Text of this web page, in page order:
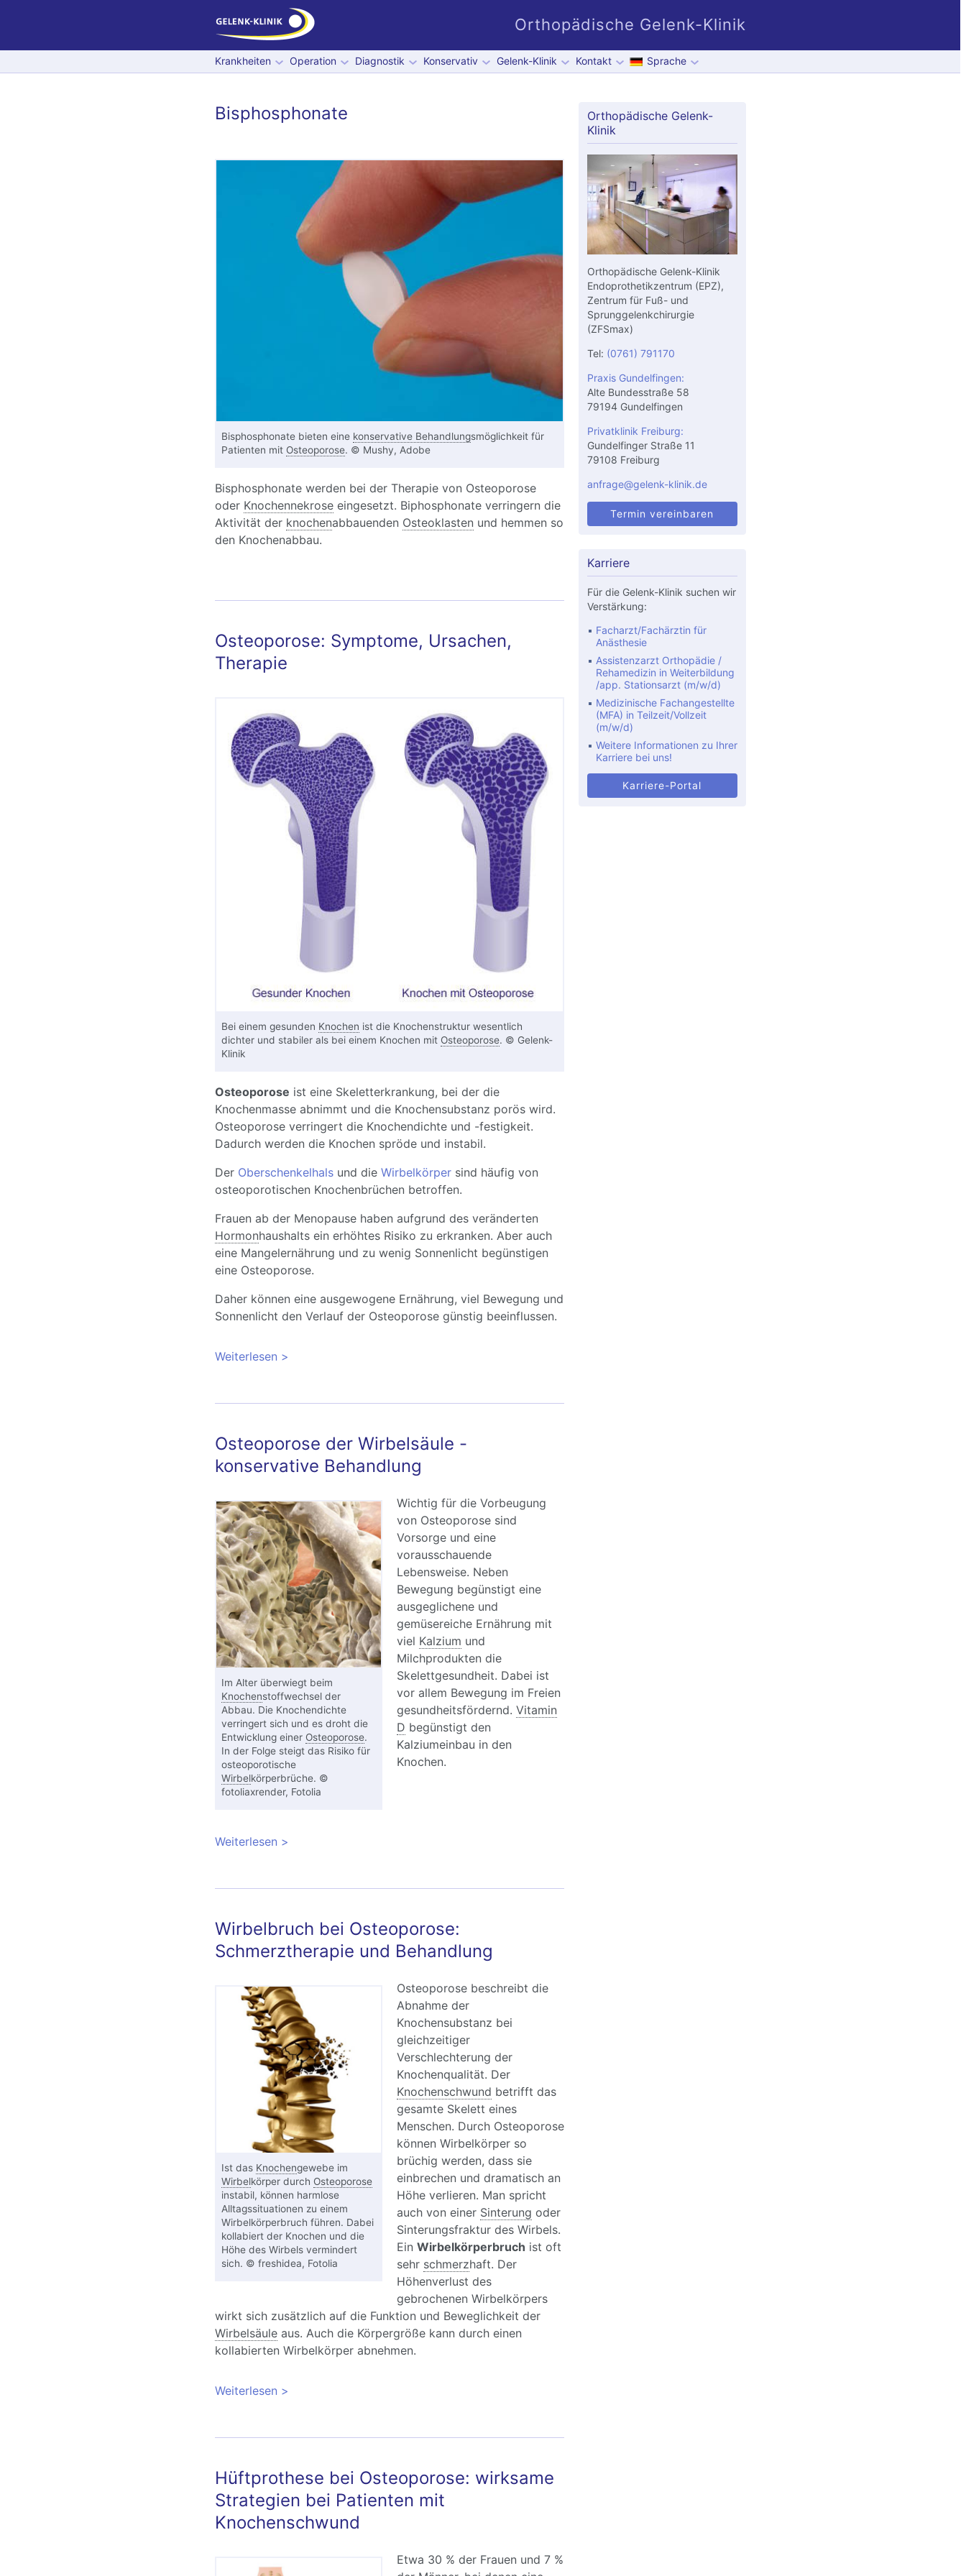
Orthopädische Gelenk-Klinik
Krankheiten Operation Diagnostik Konservativ Gelenk-Klinik Kontakt Sprache
Bisphosphonate
Bisphosphonate bieten eine konservative Behandlungsmöglichkeit für
Patienten mit Osteoporose. © Mushy, Adobe
Bisphosphonate werden bei der Therapie von Osteoporose
oder Knochennekroseeingesetzt. Biphosphonate verringern die
Aktivität der knochenabbauenden Osteoklasten und hemmen so
den Knochenabbau.
Osteoporose: Symptome, Ursachen,
Therapie
Bei einem gesunden Knochen ist die Knochenstruktur wesentlich
dichter und stabiler als bei einem Knochen mit Osteoporose. © Gelenk-
Klinik
Osteoporose ist eine Skeletterkrankung, bei der die
Knochenmasse abnimmt und die Knochensubstanz porös wird.
Osteoporose verringert die Knochendichte und -festigkeit.
Dadurch werden die Knochen spröde und instabil.
Der Oberschenkelhalsund die Wirbelkörpersind häufig von
osteoporotischen Knochenbrüchen betroffen.
Frauen ab der Menopause haben aufgrund des veränderten
Hormonhaushalts ein erhöhtes Risiko zu erkranken. Aber auch
eine Mangelernährung und zu wenig Sonnenlicht begünstigen
eine Osteoporose.
Daher können eine ausgewogene Ernährung, viel Bewegung und
Sonnenlicht den Verlauf der Osteoporose günstig beeinflussen.
Weiterlesen über Osteoporose: Symptome, Ursachen, Therapie
Osteoporose der Wirbelsäule -
konservative Behandlung
Im Alter überwiegt beim
Knochenstoffwechsel der
Abbau. Die Knochendichte
verringert sich und es droht die
Entwicklung einer Osteoporose.
In der Folge steigt das Risiko für
osteoporotische
Wirbelkörperbrüche. ©
fotoliaxrender, Fotolia
Wichtig für die Vorbeugung
von Osteoporose sind
Vorsorge und eine
vorausschauende
Lebensweise. Neben
Bewegung begünstigt eine
ausgeglichene und
gemüsereiche Ernährung mit
viel Kalzium und
Milchprodukten die
Skelettgesundheit. Dabei ist
vor allem Bewegung im Freien
gesundheitsfördernd. Vitamin
D begünstigt den
Kalziumeinbau in den
Knochen.
Weiterlesen über Osteoporose der Wirbelsäule - konservative
Wirbelbruch bei Osteoporose:
Schmerztherapie und Behandlung
Ist das Knochengewebe im
Wirbelkörper durch Osteoporose
instabil, können harmlose
Alltagssituationen zu einem
Wirbelkörperbruch führen. Dabei
kollabiert der Knochen und die
Höhe des Wirbels vermindert
sich. © freshidea, Fotolia
Osteoporose beschreibt die
Abnahme der
Knochensubstanz bei
gleichzeitiger
Verschlechterung der
Knochenqualität. Der
Knochenschwund betrifft das
gesamte Skelett eines
Menschen. Durch Osteoporose
können Wirbelkörper so
brüchig werden, dass sie
einbrechen und dramatisch an
Höhe verlieren. Man spricht
auch von einer Sinterung oder
Sinterungsfraktur des Wirbels.
Ein Wirbelkörperbruch ist oft
sehr schmerzhaft. Der
Höhenverlust des
gebrochenen Wirbelkörpers
wirkt sich zusätzlich auf die Funktion und Beweglichkeit der
Wirbelsäuleaus. Auch die Körpergröße kann durch einen
kollabierten Wirbelkörper abnehmen.
Weiterlesen über Wirbelbruch bei Osteoporose: Schmerztherapie
Hüftprothese bei Osteoporose: wirksame
Strategien bei Patienten mit
Knochenschwund
Etwa 30 % der Frauen und 7 %
Orthopädische Gelenk-
Klinik
Orthopädische Gelenk-Klinik
Endoprothetikzentrum (EPZ),
Zentrum für Fuß- und
Sprunggelenkchirurgie
(ZFSmax)
Tel: (0761) 791170
Praxis Gundelfingen:
Alte Bundesstraße 58
79194 Gundelfingen
Privatklinik Freiburg:
Gundelfinger Straße 11
79108 Freiburg
anfrage@gelenk-klinik.de
Termin vereinbaren
Karriere
Für die Gelenk-Klinik suchen wir
Verstärkung:
Facharzt/Fachärztin für
Anästhesie
Assistenzarzt Orthopädie /
Rehamedizin in Weiterbildung
/app. Stationsarzt (m/w/d)
Medizinische Fachangestellte
(MFA) in Teilzeit/Vollzeit
(m/w/d)
Weitere Informationen zu Ihrer
Karriere bei uns!
Karriere-Portal